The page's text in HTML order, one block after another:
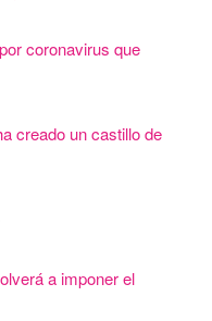
coronavirus que
creado un castillo de
a imponer el